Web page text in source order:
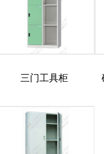
三门工具柜